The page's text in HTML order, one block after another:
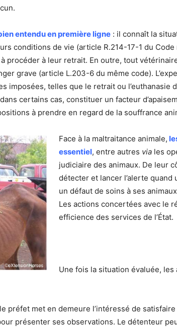
entendu en première ligne : il connaît la
conditions de vie (article R.214-17-1 du
procéder à leur retrait. En outre, tout
grave (article L.203-6 du même code).
imposées, telles que le retrait ou l’euthanasie
certains cas, constituer un facteur
à prendre en regard de la souffrance
Face à la maltraitance animale,
essentiel, entre autres via les
judiciaire des animaux. De leur
détecter et lancer l’alerte
un défaut de soins à ses
Les actions concertées avec le
efficience des services de l’État.
Une fois la situation évaluée,
préfet met en demeure l’intéressé de
présenter ses observations. Le détenteur